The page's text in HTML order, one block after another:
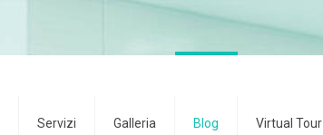
Servizi Galleria Blog Virtual Tour